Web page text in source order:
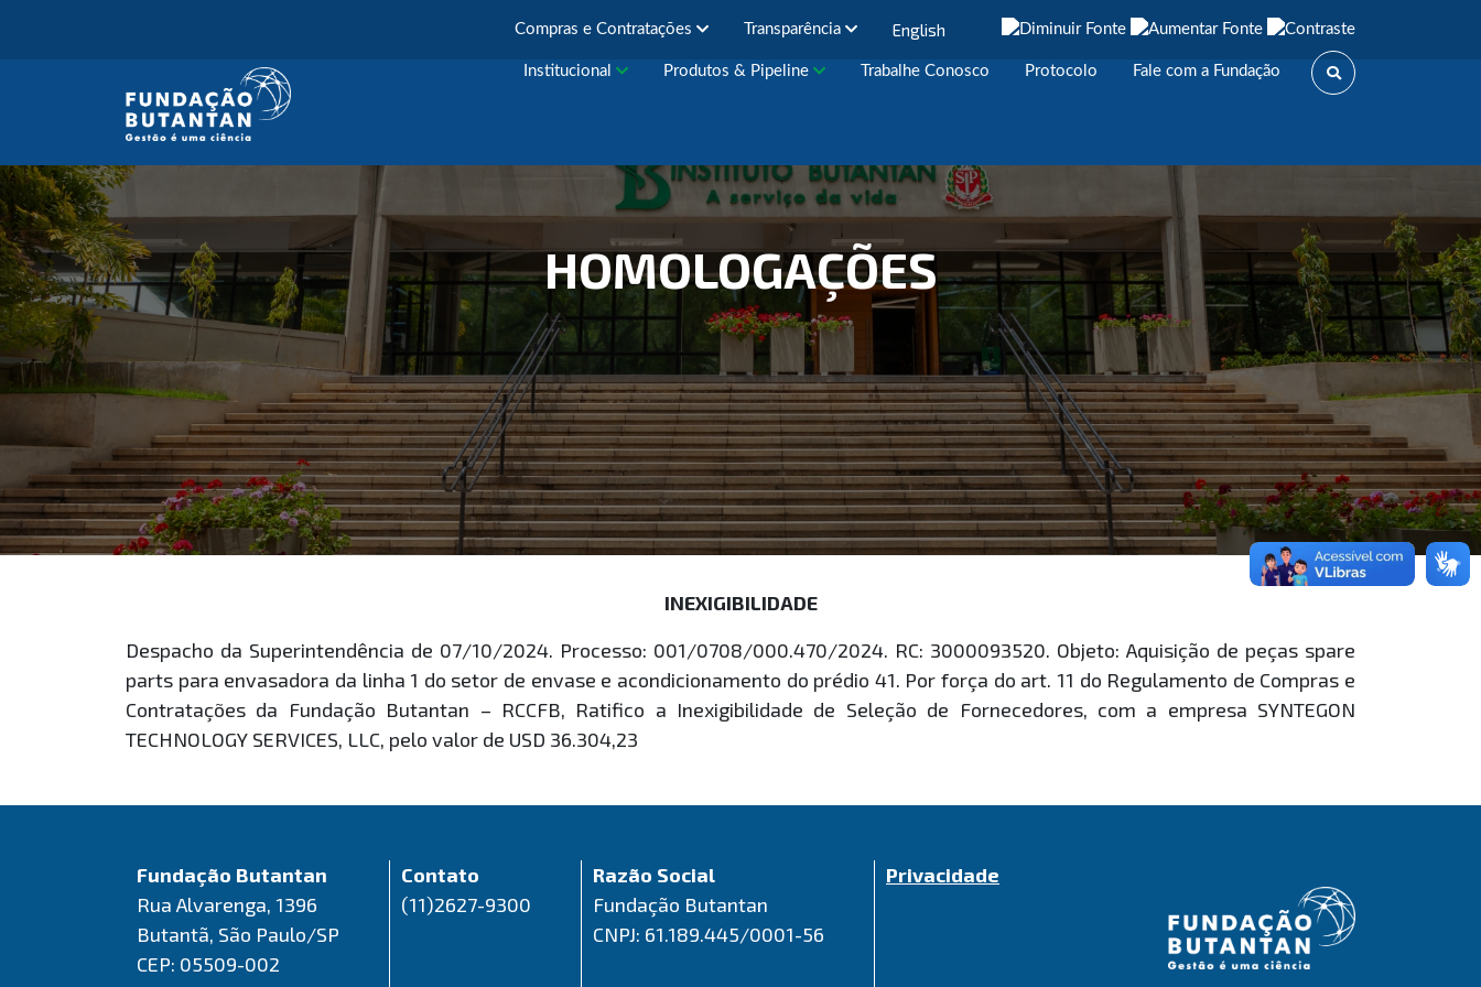
Compras e Contratações Transparência English
Institucional Produtos & Pipeline Trabalhe Conosco Protocolo Fale com a Fundação
HOMOLOGAÇÕES
INEXIGIBILIDADE
Despacho da Superintendência de 07/10/2024. Processo: 001/0708/000.470/2024. RC: 3000093520. Objeto: Aquisição de peças spare
parts para envasadora da linha 1 do setor de envase e acondicionamento do prédio 41. Por força do art. 11 do Regulamento de Compras e
Contratações da Fundação Butantan – RCCFB, Ratifico a Inexigibilidade de Seleção de Fornecedores, com a empresa SYNTEGON
TECHNOLOGY SERVICES, LLC, pelo valor de USD 36.304,23
Fundação Butantan
Rua Alvarenga, 1396
Butantã, São Paulo/SP
CEP: 05509-002
Contato
(11)2627-9300
Razão Social
Fundação Butantan
CNPJ: 61.189.445/0001-56
Privacidade